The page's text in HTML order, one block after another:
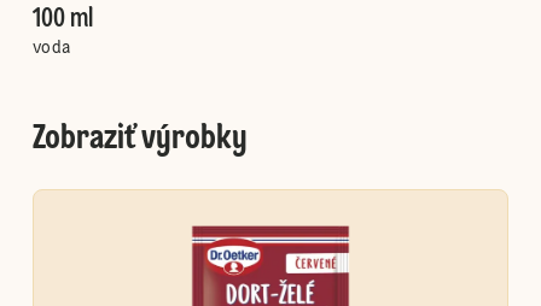
100 ml
voda
Zobraziť výrobky